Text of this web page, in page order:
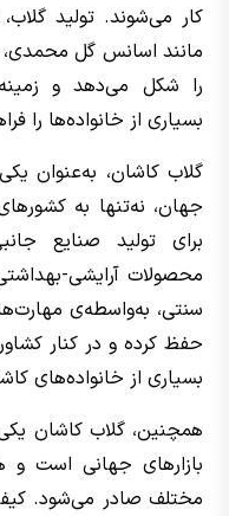
کار می‌شوند. تولید
مانند اسانس گل
را شکل می‌دهد و
بسیاری از خانواده‌ها را
گلاب کاشان، به‌عنوان
جهان، نه‌تنها به
برای تولید صنایع
محصولات آرایشی-
سنتی، به‌واسطه‌ی
حفظ کرده و در کنار
بسیاری از خانواده‌های
همچنین، گلاب کاشان
بازارهای جهانی است
مختلف صادر می‌شود.